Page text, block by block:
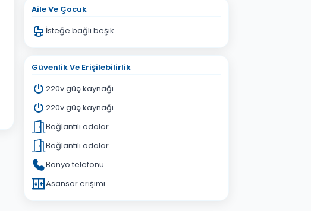
Aile Ve Çocuk
İsteğe bağlı beşik
Güvenlik Ve Erişilebilirlik
220v güç kaynağı
220v güç kaynağı
Bağlantılı odalar
Bağlantılı odalar
Banyo telefonu
Asansör erişimi